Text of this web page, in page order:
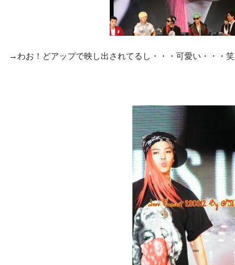
→わお！どアップで映し出されてるし・・・可愛い・・・笑